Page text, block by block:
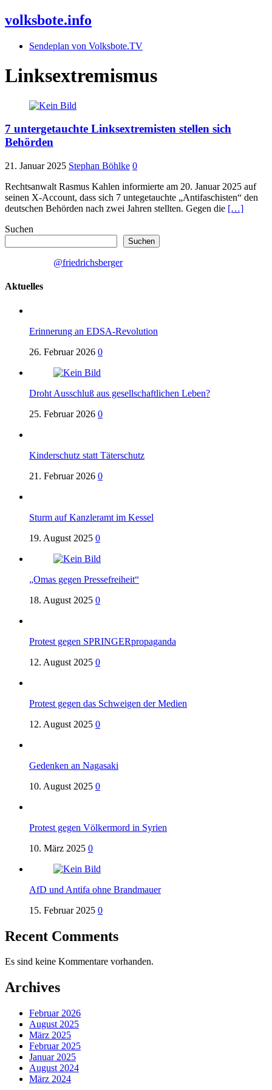
volksbote.info
Sendeplan von Volksbote.TV
Linksextremismus
7 untergetauchte Linksextremisten stellen sich
Behörden
21. Januar 2025 Stephan Böhlke 0
Rechtsanwalt Rasmus Kahlen informierte am 20. Januar 2025 auf
seinen X-Account, dass sich 7 untegetauchte „Antifaschisten“ den
deutschen Behörden nach zwei Jahren stellten. Gegen die […]
Suchen
Suchen
@friedrichsberger
Aktuelles
Erinnerung an EDSA-Revolution
26. Februar 2026 0
Droht Ausschluß aus gesellschaftlichen Leben?
25. Februar 2026 0
Kinderschutz statt Täterschutz
21. Februar 2026 0
Sturm auf Kanzleramt im Kessel
19. August 2025 0
„Omas gegen Pressefreiheit“
18. August 2025 0
Protest gegen SPRINGERpropaganda
12. August 2025 0
Protest gegen das Schweigen der Medien
12. August 2025 0
Gedenken an Nagasaki
10. August 2025 0
Protest gegen Völkermord in Syrien
10. März 2025 0
AfD und Antifa ohne Brandmauer
15. Februar 2025 0
Recent Comments
Es sind keine Kommentare vorhanden.
Archives
Februar 2026
August 2025
März 2025
Februar 2025
Januar 2025
August 2024
März 2024